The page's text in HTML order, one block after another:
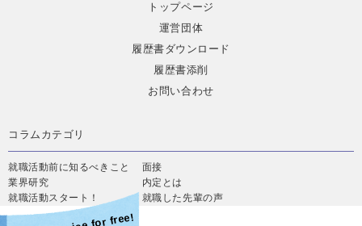
トップページ
運営団体
履歴書ダウンロード
履歴書添削
お問い合わせ
コラムカテゴリ
就職活動前に知るべきこと
業界研究
就職活動スタート！
面接
内定とは
就職した先輩の声